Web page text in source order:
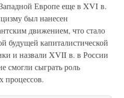
Европе еще в XVI в.
был нанесен
движением, что стало
будущей капиталистической
и назвали XVII в. в России
смогли сыграть роль
процессов.